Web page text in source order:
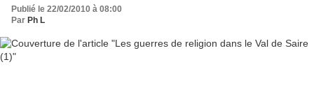
Publié le 22/02/2010 à 08:00
Par Ph L